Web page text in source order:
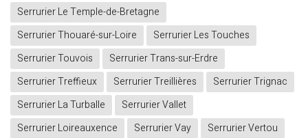
Serrurier Le Temple-de-Bretagne
Serrurier Thouaré-sur-Loire
Serrurier Les Touches
Serrurier Touvois
Serrurier Trans-sur-Erdre
Serrurier Treffieux
Serrurier Treillières
Serrurier Trignac
Serrurier La Turballe
Serrurier Vallet
Serrurier Loireauxence
Serrurier Vay
Serrurier Vertou